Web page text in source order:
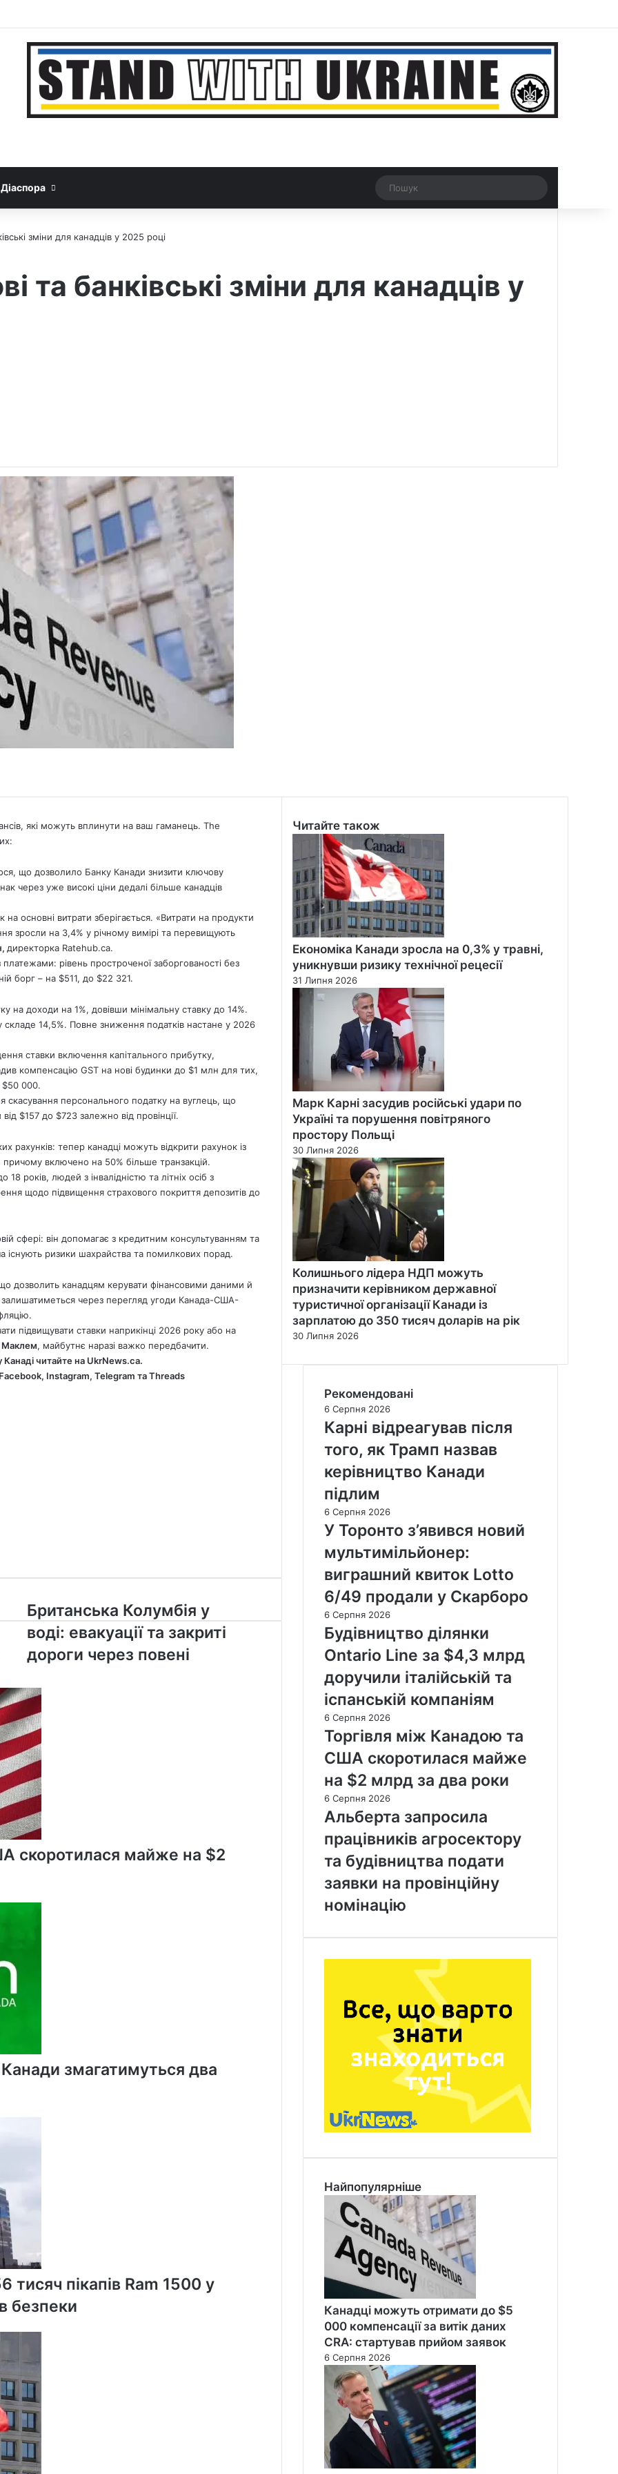
Google News
Threads
Діаспора Рандомна новина
Switch skin
зміни для канадців у 2025 році
та банківські зміни для канадців у
які можуть вплинути на ваш гаманець. The
що дозволило Банку Канади знизити ключову
через уже високі ціни дедалі більше канадців
основні витрати зберігається. «Витрати на продукти
зросли на 3,4% у річному вимірі та перевищують
директорка Ratehub.ca.
платежами: рівень простроченої заборгованості без
борг – на $511, до $22 321.
на доходи на 1%, довівши мінімальну ставку до 14%.
14,5%. Повне зниження податків настане у 2026
ставки включення капітального прибутку,
компенсацію GST на нові будинки до $1 млн для тих,
000.
скасування персонального податку на вуглець, що
$157 до $723 залежно від провінції.
рахунків: тепер канадці можуть відкрити рахунок із
включено на 50% більше транзакцій.
18 років, людей з інвалідністю та літніх осіб з
щодо підвищення страхового покриття депозитів до
сфері: він допомагає з кредитним консультуванням та
існують ризики шахрайства та помилкових порад.
дозволить канадцям керувати фінансовими даними й
залишатиметься через перегляд угоди Канада-США-
підвищувати ставки наприкінці 2026 року або на
Маклем, майбутнє наразі важко передбачити.
Канаді читайте на UkrNews.ca.
Facebook, Instagram, Telegram таThreads
Британська
Колумбія
у
воді:
евакуації
закриті
дороги
через
повені
Британська Колумбія у
воді: евакуації та закриті
дороги через повені
скоротилася майже на $2
Канади змагатимуться два
тисяч пікапів Ram 1500 у
безпеки
Читайте також
Економіка Канади зросла на 0,3% у травні,
уникнувши ризику технічної рецесії
31 Липня 2026
Марк Карні засудив російські удари по
Україні та порушення повітряного
простору Польщі
30 Липня 2026
Колишнього лідера НДП можуть
призначити керівником державної
туристичної організації Канади із
зарплатою до 350 тисяч доларів на рік
30 Липня 2026
Рекомендовані
6 Серпня 2026
Карні відреагував після
того, як Трамп назвав
керівництво Канади
підлим
6 Серпня 2026
У Торонто з’явився новий
мультимільйонер:
виграшний квиток Lotto
6/49 продали у Скарборо
6 Серпня 2026
Будівництво ділянки
Ontario Line за $4,3 млрд
доручили італійській та
іспанській компаніям
6 Серпня 2026
Торгівля між Канадою та
США скоротилася майже
на $2 млрд за два роки
6 Серпня 2026
Альберта запросила
працівників агросектору
та будівництва подати
заявки на провінційну
номінацію
Найпопулярніше
Канадці можуть отримати до $5
000 компенсації за витік даних
CRA: стартував прийом заявок
6 Серпня 2026